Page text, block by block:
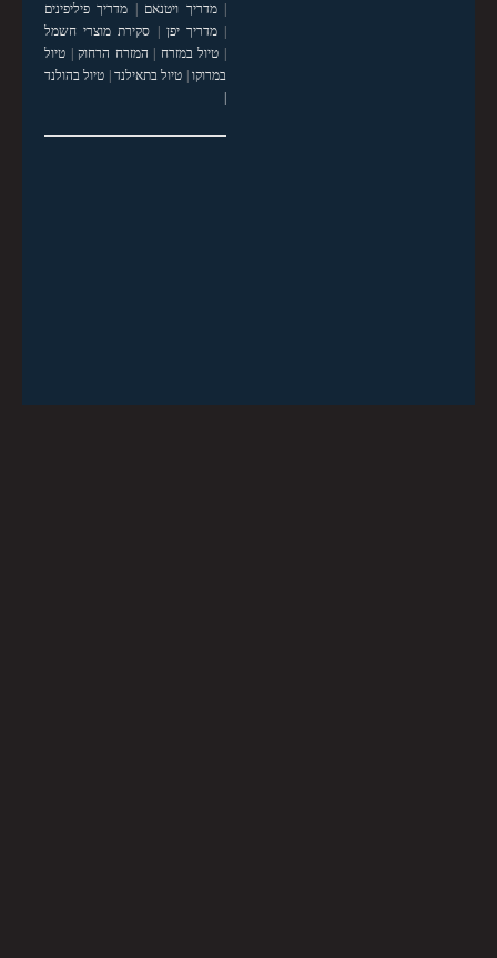
|מדריך ויטנאם
מדריך פיליפינים
|מדריך יפן
סקירת מוצרי חשמל
טיול במזרח המזרח הרחוק| טיול
במרוקו| טיול בתאילנד| טיול בהולנד